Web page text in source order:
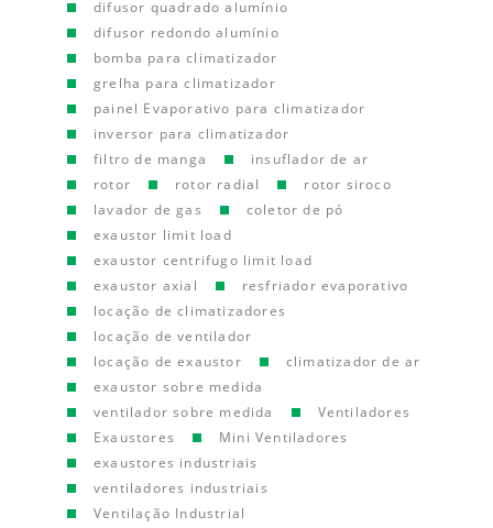
difusor quadrado alumínio
difusor redondo alumínio
bomba para climatizador
grelha para climatizador
painel Evaporativo para climatizador
inversor para climatizador
filtro de manga
insuflador de ar
rotor
rotor radial
rotor siroco
lavador de gas
coletor de pó
exaustor limit load
exaustor centrifugo limit load
exaustor axial
resfriador evaporativo
locação de climatizadores
locação de ventilador
locação de exaustor
climatizador de ar
exaustor sobre medida
ventilador sobre medida
Ventiladores
Exaustores
Mini Ventiladores
exaustores industriais
ventiladores industriais
Ventilação Industrial